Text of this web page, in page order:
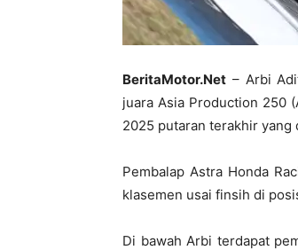
BeritaMotor.Net – Arbi
juara Asia Production 250
2025 putaran terakhir yang
Pembalap Astra Honda
klasemen usai finsih di
Di bawah Arbi terdapat